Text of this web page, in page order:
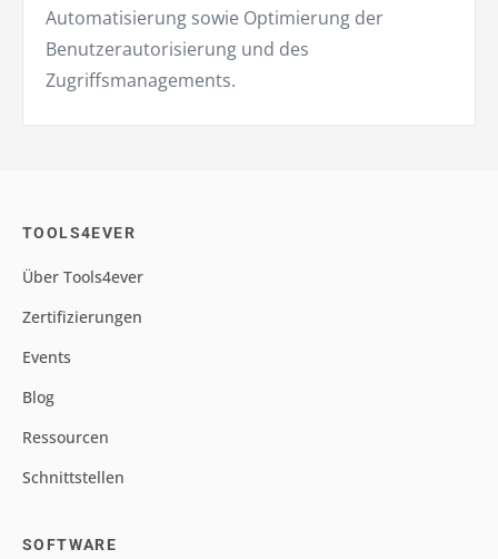
Automatisierung sowie Optimierung der
Benutzerautorisierung und des
Zugriffsmanagements.
TOOLS4EVER
Über Tools4ever
Zertifizierungen
Events
Blog
Ressourcen
Schnittstellen
SOFTWARE